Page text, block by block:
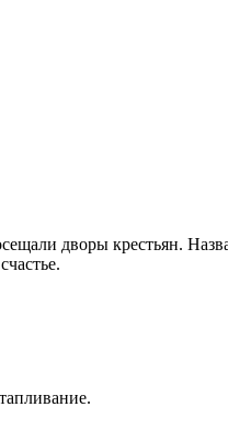
дворы крестьян.